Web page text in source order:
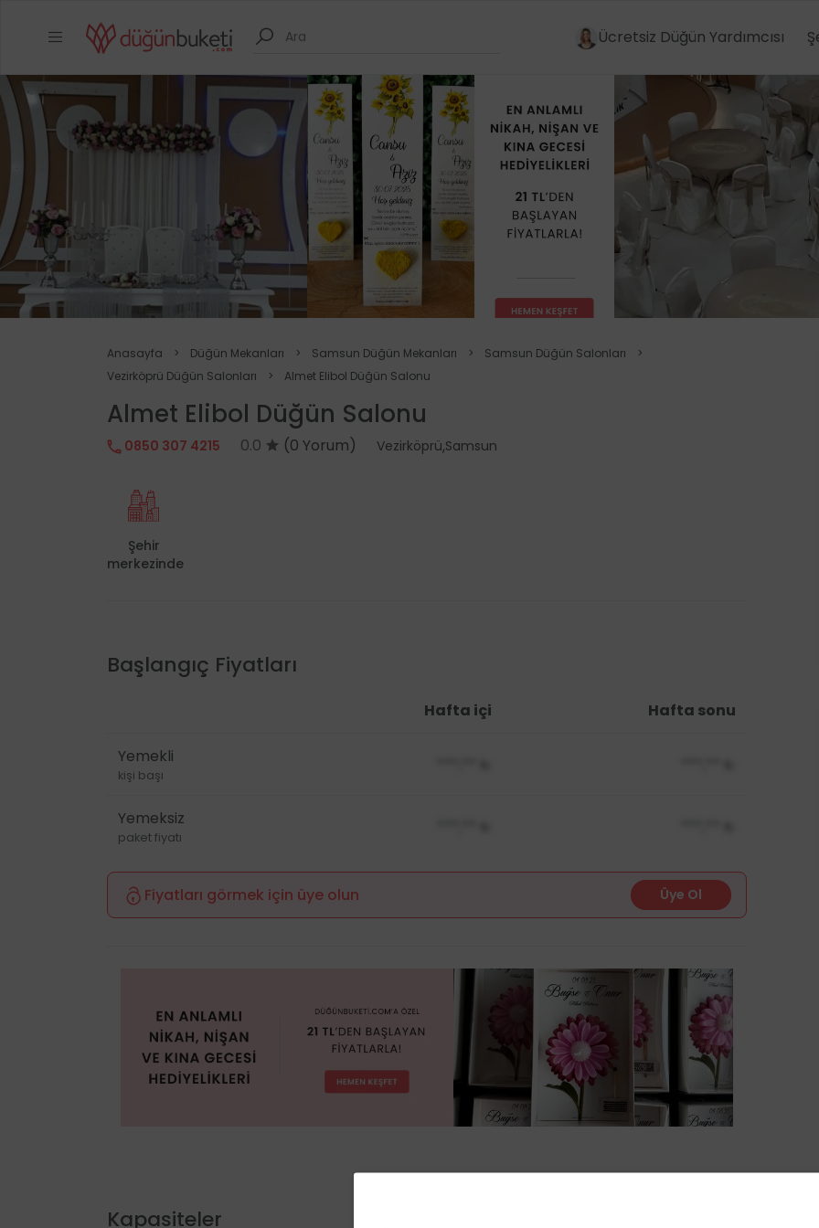
Ücretsiz Düğün Yardımcısı
Anasayfa > Düğün Mekanları > Samsun Düğün Mekanları > Samsun Düğün Salonları
>
Vezirköprü Düğün Salonları
> Almet Elibol Düğün Salonu
Almet Elibol Düğün Salonu
0850 307 4215 0.0 (0 Yorum) Vezirköprü,Samsun
Şehir
merkezinde
Başlangıç Fiyatları
Hafta içi Hafta sonu
Yemekli
kişi başı
Yemeksiz
paket fiyatı
Fiyatları görmek için üye olun Üye Ol
Kapasiteler